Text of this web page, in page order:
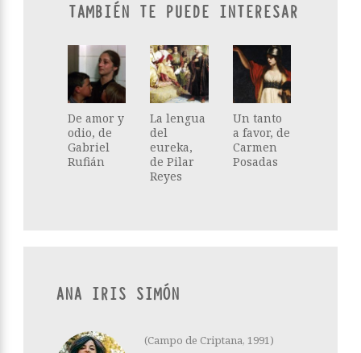
TAMBIÉN TE PUEDE INTERESAR
De amor y
odio, de
Gabriel
Rufián
La lengua
del
eureka,
de Pilar
Reyes
Un tanto
a favor, de
Carmen
Posadas
ANA IRIS SIMÓN
(Campo de Criptana, 1991)